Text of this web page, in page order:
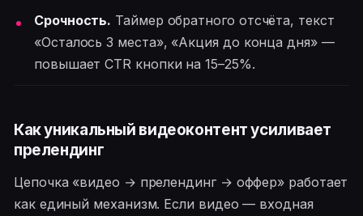
Срочность. Таймер обратного отсчёта, текст
«Осталось 3 места», «Акция до конца дня» —
повышает CTR кнопки на 15–25%.
Как уникальный видеоконтент усиливает
прелендинг
Цепочка «видео → прелендинг → оффер» работает
как единый механизм. Если видео — входная